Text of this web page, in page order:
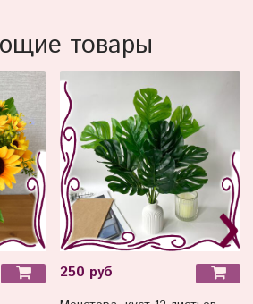
товары
250 руб